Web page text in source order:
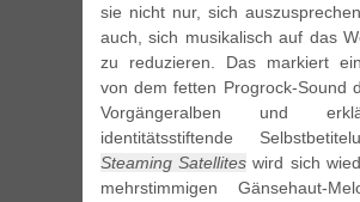
sie nicht nur, sich
auch, sich musikalisch auf das
zu reduzieren. Das markiert
von dem fetten Progrock-Sound
Vorgängeralben und
identitätsstiftende
Steaming Satellites wird sich
mehrstimmigen Gänsehaut-